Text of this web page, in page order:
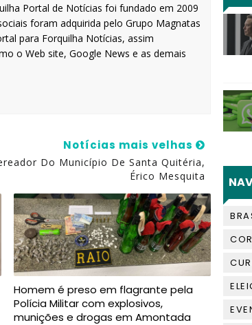
Portal de Notícias foi fundado em 2009
foram adquirida pelo Grupo Magnatas
para Forquilha Notícias, assim
o Web site, Google News e as demais
Notícias mais velhas
Do Município De Santa Quitéria,
Érico Mesquita
Homem é preso em flagrante pela
Polícia Militar com explosivos,
munições e drogas em Amontada